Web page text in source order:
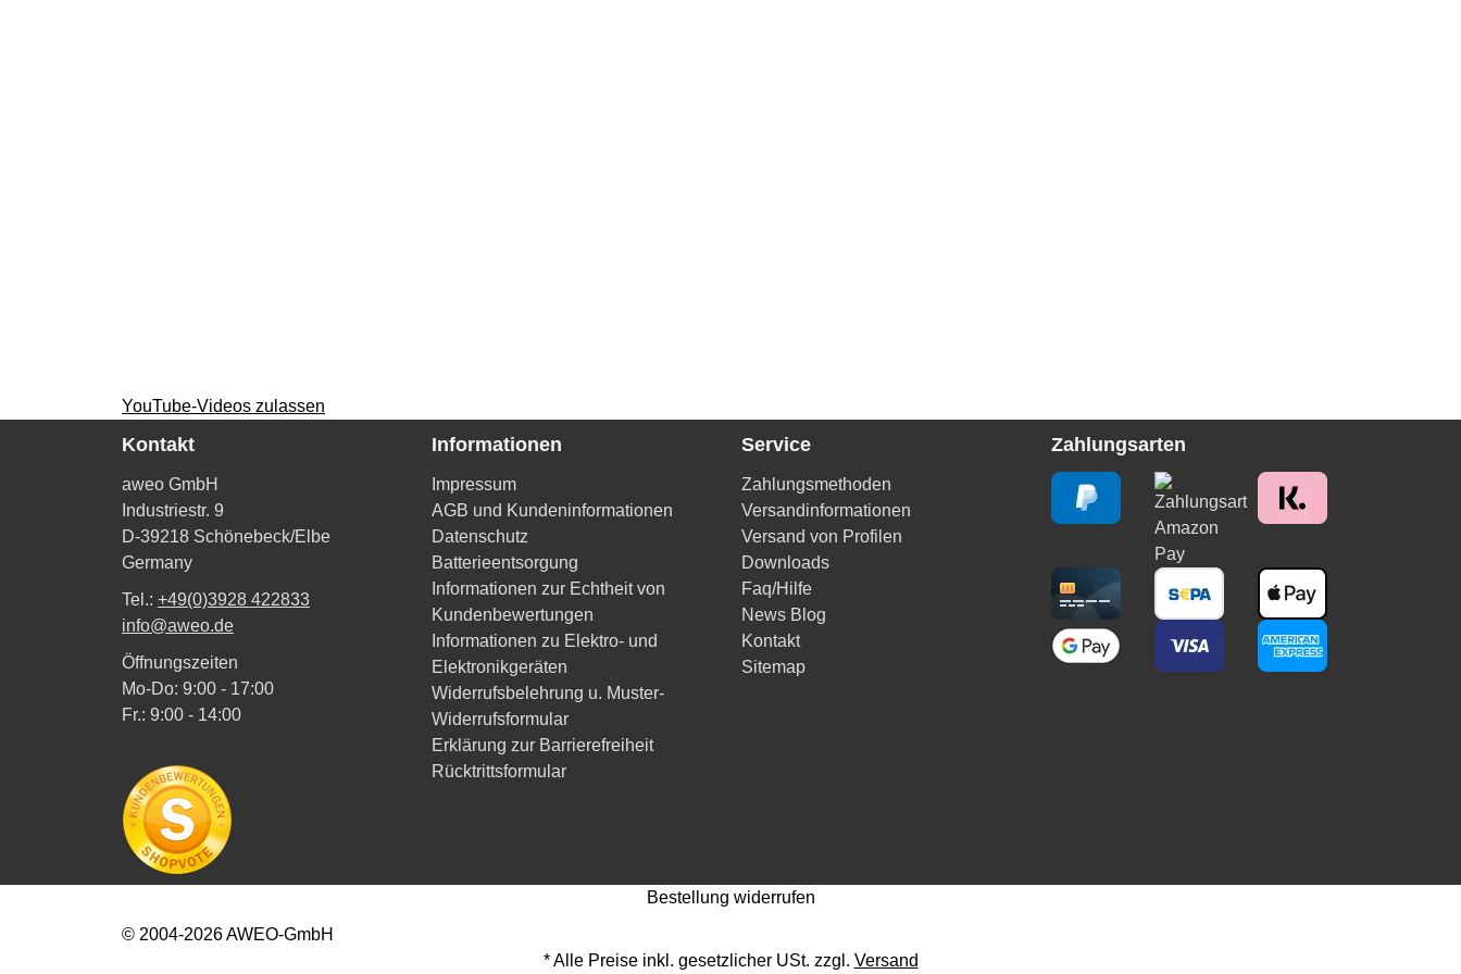
YouTube-Videos zulassen
Kontakt
aweo GmbH
Industriestr. 9
D-39218 Schönebeck/Elbe
Germany
Tel.: +49(0)3928 422833
info@aweo.de
Öffnungszeiten
Mo-Do: 9:00 - 17:00
Fr.: 9:00 - 14:00
Informationen
Impressum
AGB und Kundeninformationen
Datenschutz
Batterieentsorgung
Informationen zur Echtheit von
Kundenbewertungen
Informationen zu Elektro- und
Elektronikgeräten
Widerrufsbelehrung u. Muster-
Widerrufsformular
Erklärung zur Barrierefreiheit
Rücktrittsformular
Service
Zahlungsmethoden
Versandinformationen
Versand von Profilen
Downloads
Faq/Hilfe
News Blog
Kontakt
Sitemap
Zahlungsarten
Bestellung widerrufen
© 2004-2026 AWEO-GmbH
* Alle Preise inkl. gesetzlicher USt. zzgl. Versand